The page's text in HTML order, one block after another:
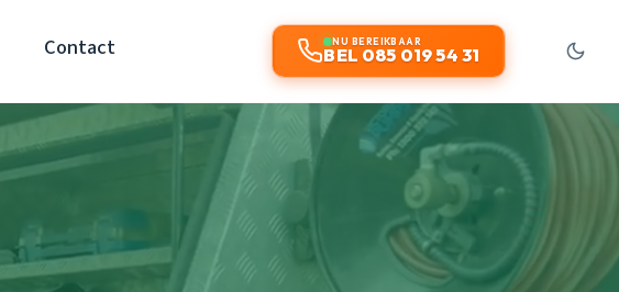
Contact NU BEREIKBAAR
BEL 085 019 54 31